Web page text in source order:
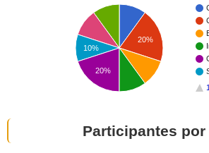
20%
10%
20%
Participantes por